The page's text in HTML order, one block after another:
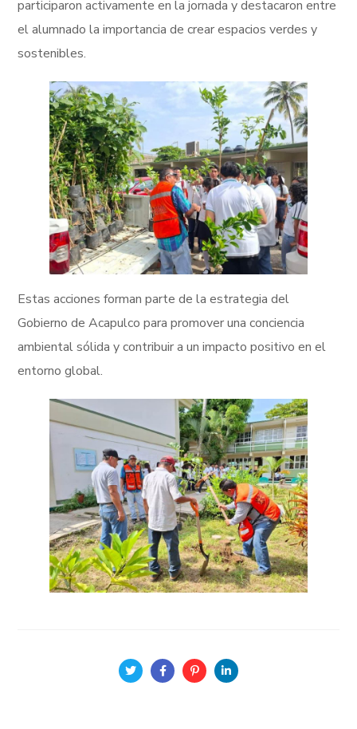
participaron activamente en la jornada y destacaron entre
el alumnado la importancia de crear espacios verdes y
sostenibles.
Estas acciones forman parte de la estrategia del
Gobierno de Acapulco para promover una conciencia
ambiental sólida y contribuir a un impacto positivo en el
entorno global.